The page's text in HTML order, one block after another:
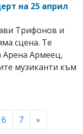
на 25 април
Трифонов и
сцена. Те
Арена Армеец,
музиканти към
6 7 »